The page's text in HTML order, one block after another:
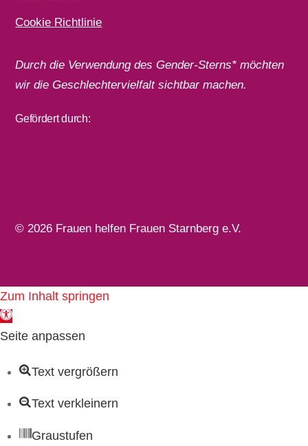
Cookie Richtlinie
Durch die Verwendung des Gender-Sterns* möchten
wir die Geschlechtervielfalt sichtbar machen.
Gefördert durch:
© 2026 Frauen helfen Frauen Starnberg e.V.
Zum Inhalt springen
Werkzeugleiste öffnen
Seite anpassen
Text vergrößern
Text verkleinern
Graustufen